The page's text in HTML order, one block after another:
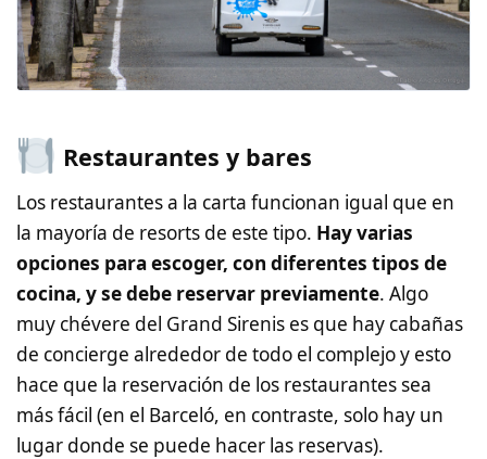
Restaurantes y bares
Los restaurantes a la carta funcionan igual que en
la mayoría de resorts de este tipo. Hay varias
opciones para escoger, con diferentes tipos de
cocina, y se debe reservar previamente. Algo
muy chévere del Grand Sirenis es que hay cabañas
de concierge alrededor de todo el complejo y esto
hace que la reservación de los restaurantes sea
más fácil (en el Barceló, en contraste, solo hay un
lugar donde se puede hacer las reservas).